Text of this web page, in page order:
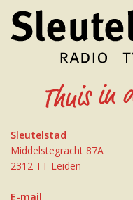
Sleutelstad
Middelstegracht 87A
2312 TT Leiden
E-mail